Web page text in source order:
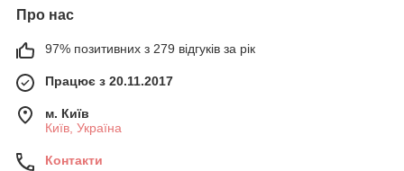
Про нас
97% позитивних з 279 відгуків за рік
Працює з 20.11.2017
м. Київ
Київ, Україна
Контакти